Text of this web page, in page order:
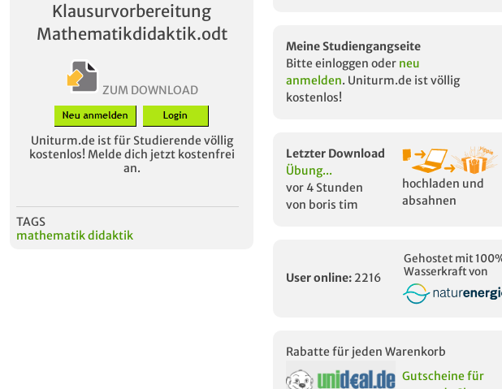
Klausurvorbereitung
Mathematikdidaktik.odt
ZUM DOWNLOAD
Uniturm.de ist für Studierende völlig
kostenlos! Melde dich jetzt kostenfrei
an.
TAGS
mathematik didaktik
Meine Studiengangseite
Bitte einloggen oder neu
anmelden. Uniturm.de ist völlig
kostenlos!
Letzter Download
Übung...
vor 4 Stunden
von boris tim
hochladen und
absahnen
User online: 2216
Gehostet mit
Wasserkraft von
Rabatte für jeden Warenkorb
Gutscheine für